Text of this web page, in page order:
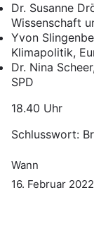
Dr. Susanne
Wissenschaft
Yvon
Klimapolitik,
Dr. Nina
SPD
18.40 Uhr
Schlusswort:
Wann
16. Februar